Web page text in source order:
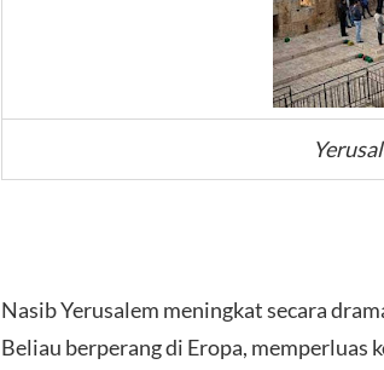
Nasib Yerusalem meningkat secara
Beliau berperang di Eropa, memperluas